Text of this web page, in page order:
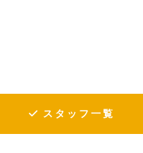
スタッフ一覧